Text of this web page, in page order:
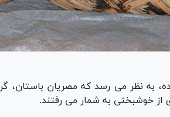
به نظر می رسد که مصریان باستان،
از خوشبختی به شمار می رفتند.